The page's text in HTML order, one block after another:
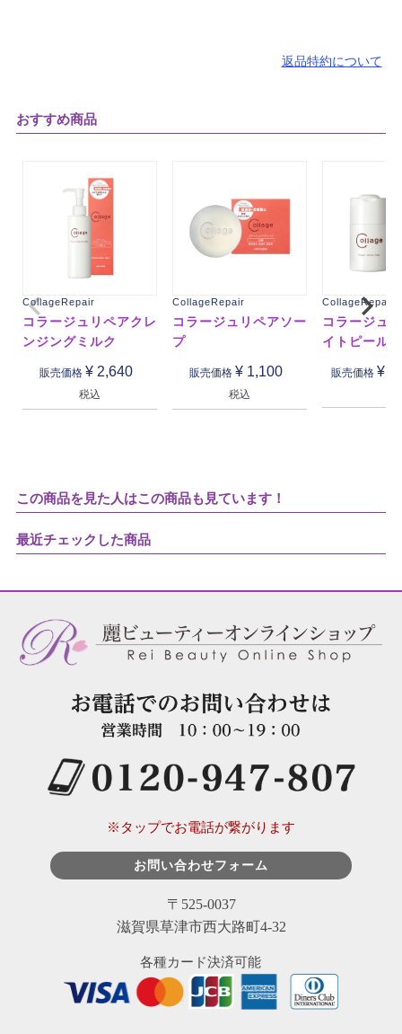
返品特約について
おすすめ商品
CollageRepair
コラージュリペアクレ
ンジングミルク
販売価格 ¥ 2,640
税込
CollageRepair
コラージュリペアソー
プ
販売価格 ¥ 1,100
税込
CollageRepair
コラージュ
イトピール
販売価格 ¥
この商品を見た人はこの商品も見ています！
最近チェックした商品
※タップでお電話が繋がります
お問い合わせフォーム
〒525-0037
滋賀県草津市西大路町4-32
各種カード決済可能